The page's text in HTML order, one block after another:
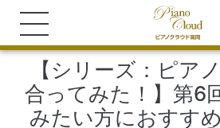
【シリーズ：ピア
合ってみた！】第6
みたい方におすす